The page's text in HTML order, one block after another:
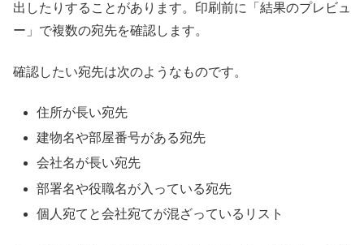
出したりすることがあります。印刷前に「結果のプレビュ
ー」で複数の宛先を確認します。
確認したい宛先は次のようなものです。
住所が長い宛先
建物名や部屋番号がある宛先
会社名が長い宛先
部署名や役職名が入っている宛先
個人宛てと会社宛てが混ざっているリスト